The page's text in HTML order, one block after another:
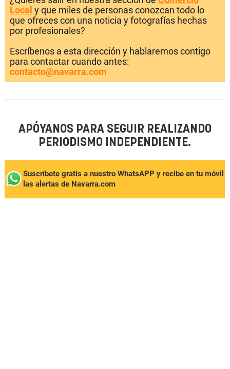
Local y que miles de personas conozcan todo lo
que ofreces con una noticia y fotografías hechas
por profesionales?
Escríbenos a esta dirección y hablaremos contigo
para contactar cuando antes:
contacto@navarra.com
APÓYANOS PARA SEGUIR REALIZANDO
PERIODISMO INDEPENDIENTE.
Suscríbete gratis a nuestro WhatsAPP y recibe en tu móvil
las alertas de Navarra.com